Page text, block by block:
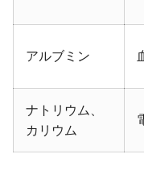
アルブミン
ナトリウム、
カリウム